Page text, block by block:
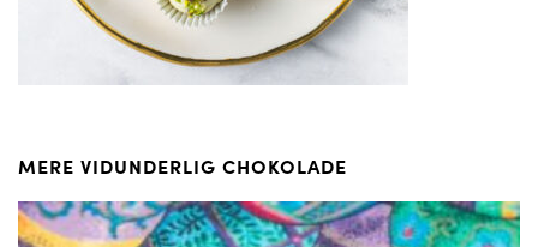
MERE VIDUNDERLIG CHOKOLADE